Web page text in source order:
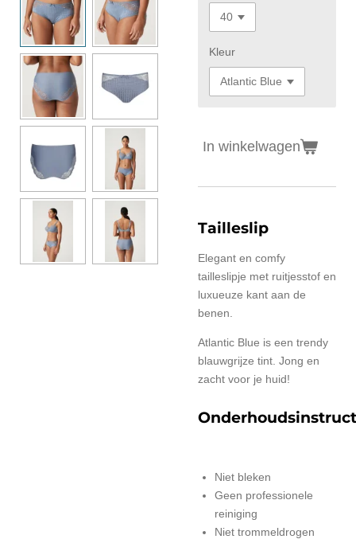
Kleur
In winkelwagen
Tailleslip
Elegant en comfy
tailleslipje met ruitjesstof en
luxueuze kant aan de
benen.
Atlantic Blue is een trendy
blauwgrijze tint. Jong en
zacht voor je huid!
Niet bleken
Geen professionele
reiniging
Niet trommeldrogen